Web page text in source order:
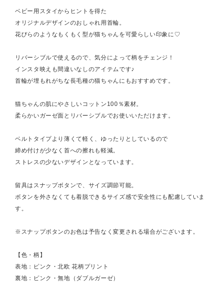
ベビー用スタイからヒントを得た
オリジナルデザインのおしゃれ用首輪。
花びらのようなもくもく型が猫ちゃんを可愛らしい印象に♡
リバーシブルで使えるので、気分によって柄をチェンジ！
インスタ映えも間違いなしのアイテムです♪
首輪が埋もれがちな長毛種の猫ちゃんにもおすすめです。
猫ちゃんの肌にやさしいコットン100％素材。
柔らかいガーゼ面とリバーシブルでお使いいただけます。
ベルトタイプより薄くて軽く、ゆったりとしているので
締め付けが少なく首への擦れも軽減。
ストレスの少ないデザインとなっています。
留具はスナップボタンで、サイズ調節可能。
ボタンを外さなくても着脱できるサイズ感で安全性にも配慮していま
す。
※スナップボタンのお色は予告なく変更される場合がございます。
【色・柄】
表地：ピンク・北欧 花柄プリント
裏地：ピンク・無地（ダブルガーゼ）